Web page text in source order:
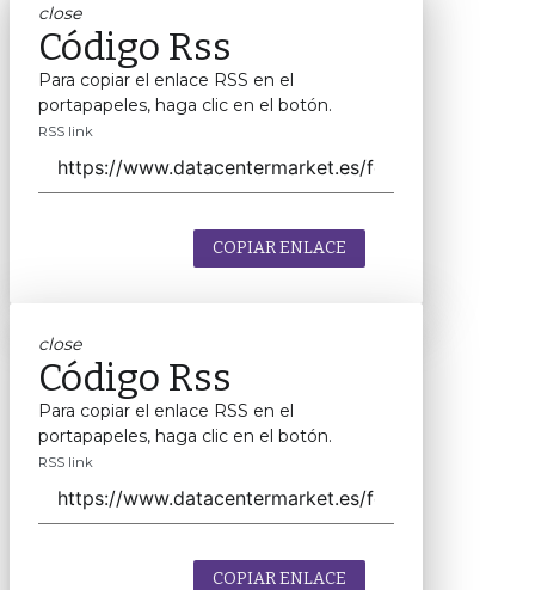
close
Código Rss
Para copiar el enlace RSS en el
portapapeles, haga clic en el botón.
RSS link
COPIAR ENLACE
close
Código Rss
Para copiar el enlace RSS en el
portapapeles, haga clic en el botón.
RSS link
COPIAR ENLACE